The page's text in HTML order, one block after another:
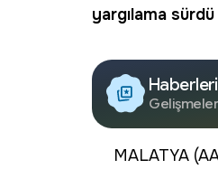
yargılama sürdü
MALATYA